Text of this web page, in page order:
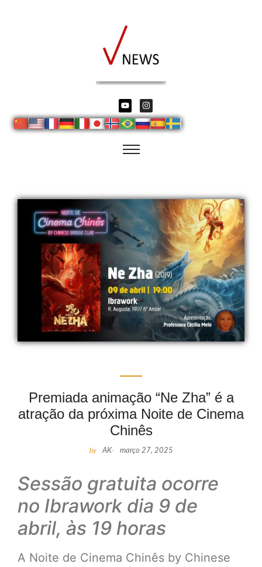
Premiada animação “Ne Zha” é a
atração da próxima Noite de Cinema
Chinês
by AK- março 27, 2025
Sessão gratuita ocorre
no Ibrawork dia 9 de
abril, às 19 horas
A Noite de Cinema Chinês by Chinese